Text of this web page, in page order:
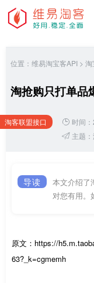
位置： 维易淘宝客API > 淘
淘抢购只打单品
淘客联盟接口
时间
主题：
导读
本文介绍了
对您有用。
原文：https://
63?_k=cgmemh